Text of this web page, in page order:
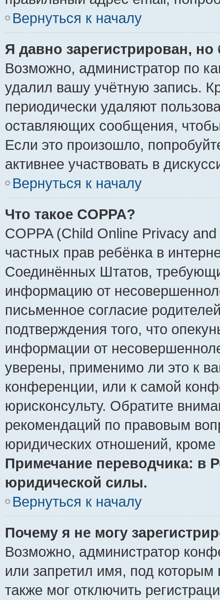
Вернуться к началу
Я давно зарегистрирован,
Возможно, администратор по
удалил вашу учётную запись.
периодически удаляют
оставляющих сообщения,
Если это произошло,
активнее участвовать в
Вернуться к началу
Что такое COPPA?
COPPA (Child Online Privacy
частных прав ребёнка в
Соединённых Штатов,
информацию от
письменное согласие
подтверждения того, что
информации от
уверены, применимо ли это к
конференции, или к самой
юрисконсульту. Обратите
рекомендаций по правовым
юридических отношений,
Примечание переводчика: в
юридической силы.
Вернуться к началу
Почему я не могу
Возможно, администратор
или запретил имя, под которым
также мог отключить